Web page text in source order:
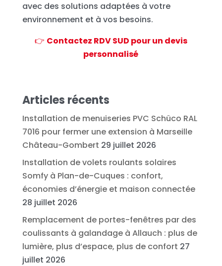
avec des solutions adaptées à votre
environnement et à vos besoins.
👉 Contactez RDV SUD pour un devis
personnalisé
Articles récents
Installation de menuiseries PVC Schüco RAL
7016 pour fermer une extension à Marseille
Château-Gombert 29 juillet 2026
Installation de volets roulants solaires
Somfy à Plan-de-Cuques : confort,
économies d’énergie et maison connectée
28 juillet 2026
Remplacement de portes-fenêtres par des
coulissants à galandage à Allauch : plus de
lumière, plus d’espace, plus de confort 27
juillet 2026